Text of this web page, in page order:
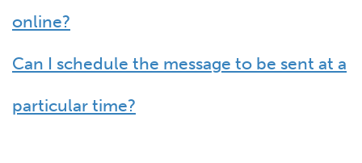
online?
Can I schedule the message to be sent at a
particular time?